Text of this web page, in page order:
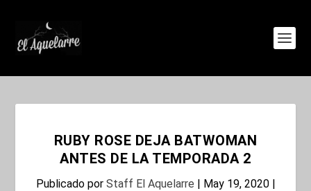
RUBY ROSE DEJA BATWOMAN
ANTES DE LA TEMPORADA 2
Publicado por Staff El Aquelarre | May 19, 2020|